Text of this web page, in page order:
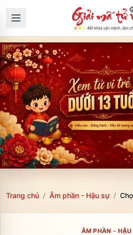
Trang chủ / Âm phần - Hậu sự /
ÂM PHẦN - HẬU